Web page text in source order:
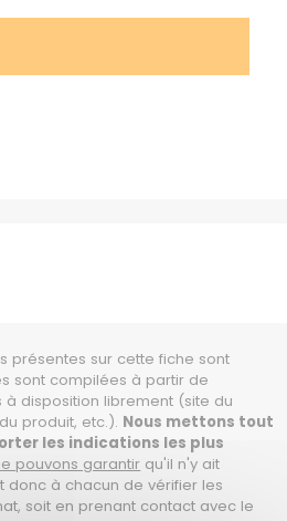
présentes sur cette fiche sont
sont compilées à partir de
disposition librement (site du
produit, etc.). Nous mettons tout
les indications les plus
pouvons garantir qu'il n'y ait
donc à chacun de vérifier les
soit en prenant contact avec le